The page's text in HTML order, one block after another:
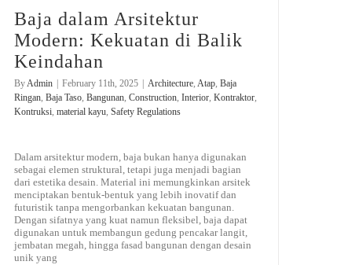
Baja dalam Arsitektur
Modern: Kekuatan di Balik
Keindahan
ByAdmin February 11th, 2025 Architecture, Atap, Baja
Ringan, Baja Taso, Bangunan, Construction, Interior, Kontraktor,
Kontruksi, material kayu, Safety Regulations
Dalam arsitektur modern, baja bukan hanya digunakan
sebagai elemen struktural, tetapi juga menjadi bagian
dari estetika desain. Material ini memungkinkan arsitek
menciptakan bentuk-bentuk yang lebih inovatif dan
futuristik tanpa mengorbankan kekuatan bangunan.
Dengan sifatnya yang kuat namun fleksibel, baja dapat
digunakan untuk membangun gedung pencakar langit,
jembatan megah, hingga fasad bangunan dengan desain
unik yang